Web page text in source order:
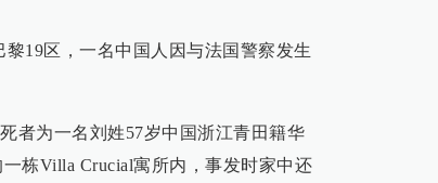
19区，一名中国人因与法国警察发生
者为一名刘姓57岁中国浙江青田籍华
栋Villa Crucial寓所内，事发时家中还